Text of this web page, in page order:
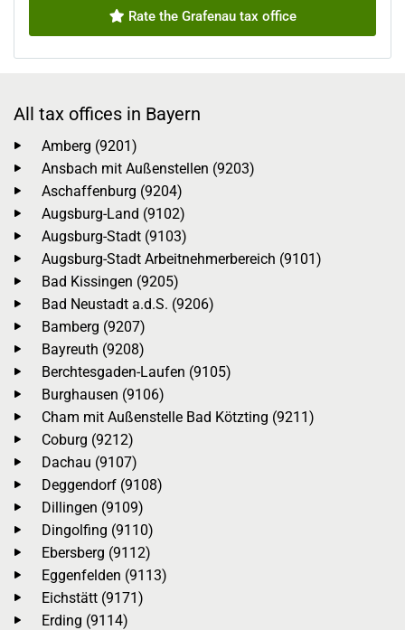
Rate the Grafenau tax office
All tax offices in Bayern
Amberg (9201)
Ansbach mit Außenstellen (9203)
Aschaffenburg (9204)
Augsburg-Land (9102)
Augsburg-Stadt (9103)
Augsburg-Stadt Arbeitnehmerbereich (9101)
Bad Kissingen (9205)
Bad Neustadt a.d.S. (9206)
Bamberg (9207)
Bayreuth (9208)
Berchtesgaden-Laufen (9105)
Burghausen (9106)
Cham mit Außenstelle Bad Kötzting (9211)
Coburg (9212)
Dachau (9107)
Deggendorf (9108)
Dillingen (9109)
Dingolfing (9110)
Ebersberg (9112)
Eggenfelden (9113)
Eichstätt (9171)
Erding (9114)